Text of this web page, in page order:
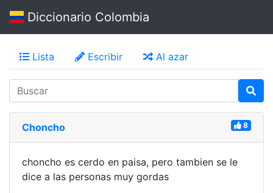
Diccionario Colombia
Lista Escribir Al azar
Choncho 8
choncho es cerdo en paisa, pero tambien se le
dice a las personas muy gordas